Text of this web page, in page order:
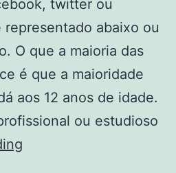
twitter ou
abaixo ou
O que a maioria das
é que a maioridade
aos 12 anos de idade.
ou estudioso